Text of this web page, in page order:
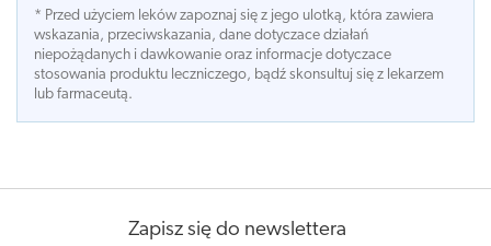
* Przed użyciem leków zapoznaj się z jego ulotką, która zawiera
wskazania, przeciwskazania, dane dotyczace działań
niepożądanych i dawkowanie oraz informacje dotyczace
stosowania produktu leczniczego, bądź skonsultuj się z lekarzem
lub farmaceutą.
Zapisz się do newslettera